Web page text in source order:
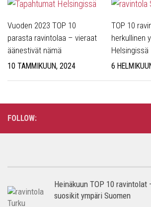
Vuoden 2023 TOP 10
parasta ravintolaa – vieraat
äänestivät nämä
10 TAMMIKUUN, 2024
TOP 10
herkullinen
Helsingissä
6
FOLLOW:
Heinäkuun TOP 10 ravintolat
suosikit ympäri Suomen